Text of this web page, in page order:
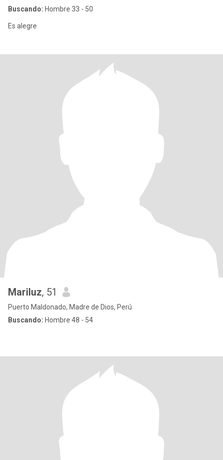
Buscando: Hombre 33 - 50
Es alegre
Mariluz, 51
Puerto Maldonado, Madre de Dios, Perú
Buscando: Hombre 48 - 54